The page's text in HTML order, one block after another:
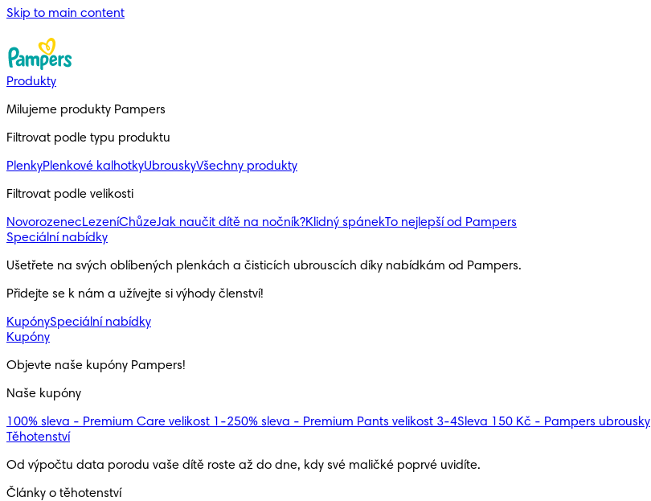
Skip to main content
Produkty
Milujeme produkty Pampers
Filtrovat podle typu produktu
PlenkyPlenkové kalhotkyUbrouskyVšechny produkty
Filtrovat podle velikosti
NovorozenecLezeníChůzeJak naučit dítě na nočník?Klidný spánekTo nejlepší od Pampers
Speciální nabídky
Ušetřete na svých oblíbených plenkách a čisticích ubrouscích díky nabídkám od Pampers.
Přidejte se k nám a užívejte si výhody členství!
KupónySpeciální nabídky
Kupóny
Objevte naše kupóny Pampers!
Naše kupóny
100% sleva - Premium Care velikost 1-250% sleva - Premium Pants velikost 3-4Sleva 150 Kč - Pampers ubrousky
Těhotenství
Od výpočtu data porodu vaše dítě roste až do dne, kdy své maličké poprvé uvidíte.
Články o těhotenství